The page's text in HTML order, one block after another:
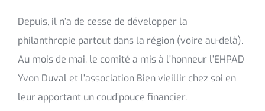
Depuis, il n’a de cesse de développer la
philanthropie partout dans la région (voire au-delà).
Au mois de mai, le comité a mis à l’honneur l’EHPAD
Yvon Duval et l’association Bien vieillir chez soi en
leur apportant un coud’pouce financier.